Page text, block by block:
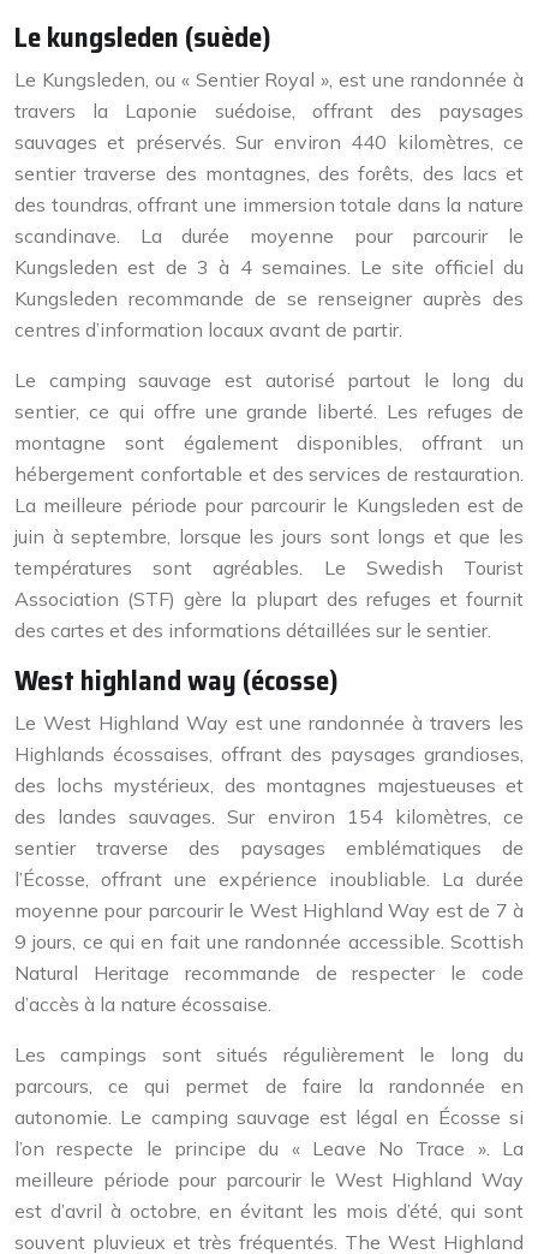
Le kungsleden (suède)
Le Kungsleden, ou « Sentier Royal », est une randonnée à
travers la Laponie suédoise, offrant des paysages
sauvages et préservés. Sur environ 440 kilomètres, ce
sentier traverse des montagnes, des forêts, des lacs et
des toundras, offrant une immersion totale dans la nature
scandinave. La durée moyenne pour parcourir le
Kungsleden est de 3 à 4 semaines. Le site officiel du
Kungsleden recommande de se renseigner auprès des
centres d’information locaux avant de partir.
Le camping sauvage est autorisé partout le long du
sentier, ce qui offre une grande liberté. Les refuges de
montagne sont également disponibles, offrant un
hébergement confortable et des services de restauration.
La meilleure période pour parcourir le Kungsleden est de
juin à septembre, lorsque les jours sont longs et que les
températures sont agréables. Le Swedish Tourist
Association (STF) gère la plupart des refuges et fournit
des cartes et des informations détaillées sur le sentier.
West highland way (écosse)
Le West Highland Way est une randonnée à travers les
Highlands écossaises, offrant des paysages grandioses,
des lochs mystérieux, des montagnes majestueuses et
des landes sauvages. Sur environ 154 kilomètres, ce
sentier traverse des paysages emblématiques de
l’Écosse, offrant une expérience inoubliable. La durée
moyenne pour parcourir le West Highland Way est de 7 à
9 jours, ce qui en fait une randonnée accessible. Scottish
Natural Heritage recommande de respecter le code
d’accès à la nature écossaise.
Les campings sont situés régulièrement le long du
parcours, ce qui permet de faire la randonnée en
autonomie. Le camping sauvage est légal en Écosse si
l’on respecte le principe du « Leave No Trace ». La
meilleure période pour parcourir le West Highland Way
est d’avril à octobre, en évitant les mois d’été, qui sont
souvent pluvieux et très fréquentés. The West Highland